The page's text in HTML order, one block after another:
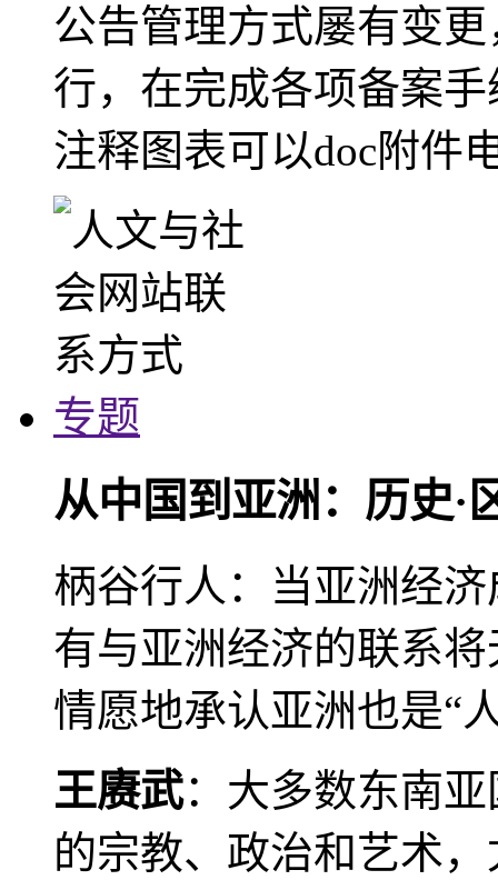
公告管理方式屡有变
行，在完成各项备案
注释图表可以doc附件
专题
从中国到亚洲：历史·
柄谷行人：当亚洲经
有与亚洲经济的联系
情愿地承认亚洲也是“
王赓武：大多数东南
的宗教、政治和艺术